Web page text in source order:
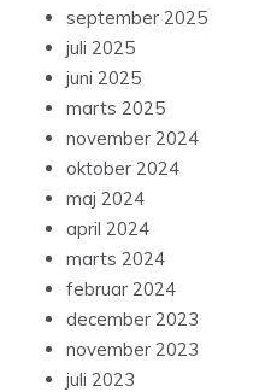
september 2025
juli 2025
juni 2025
marts 2025
november 2024
oktober 2024
maj 2024
april 2024
marts 2024
februar 2024
december 2023
november 2023
juli 2023